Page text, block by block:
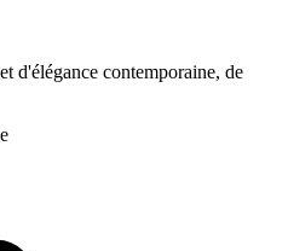
d'élégance contemporaine, de